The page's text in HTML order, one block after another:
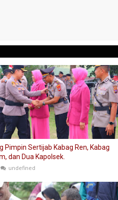
Pimpin Sertijab Kabag Ren, Kabag
dan Dua Kapolsek.
undefined